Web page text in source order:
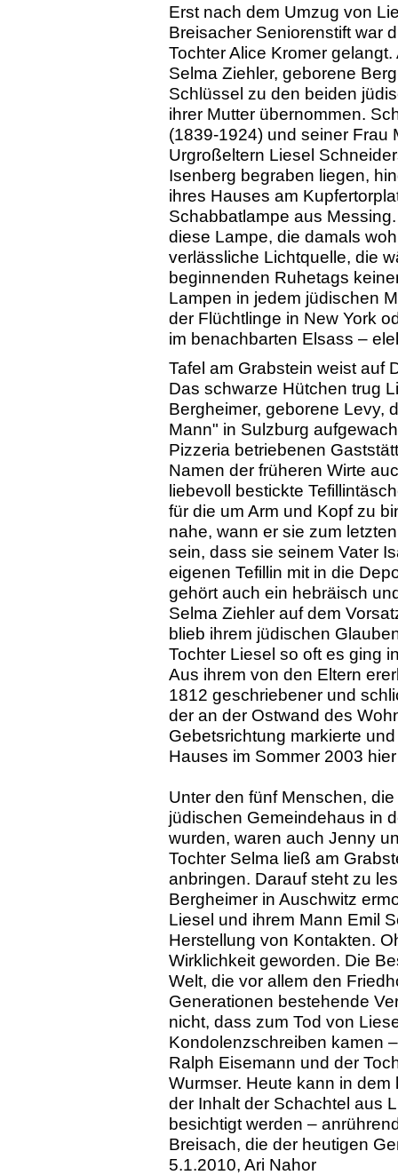
Erst nach dem Umzug von
Breisacher Seniorenstift war
Tochter Alice Kromer
Selma Ziehler, geborene
Schlüssel zu den beiden
ihrer Mutter übernommen.
(1839-1924) und seiner Frau
Urgroßeltern Liesel
Isenberg begraben liegen,
ihres Hauses am
Schabbatlampe aus
diese Lampe, die damals
verlässliche Lichtquelle, die
beginnenden Ruhetags
Lampen in jedem jüdischen
der Flüchtlinge in New York
im benachbarten Elsass –
Tafel am Grabstein weist auf
Das schwarze Hütchen trug
Bergheimer, geborene Levy,
Mann" in Sulzburg
Pizzeria betriebenen
Namen der früheren Wirte
liebevoll bestickte
für die um Arm und Kopf zu
nahe, wann er sie zum
sein, dass sie seinem Vater
eigenen Tefillin mit in die
gehört auch ein hebräisch
Selma Ziehler auf dem
blieb ihrem jüdischen
Tochter Liesel so oft es ging
Aus ihrem von den Eltern
1812 geschriebener und
der an der Ostwand des
Gebetsrichtung markierte
Hauses im Sommer 2003
Unter den fünf Menschen,
jüdischen Gemeindehaus in
wurden, waren auch Jenny
Tochter Selma ließ am
anbringen. Darauf steht zu
Bergheimer in Auschwitz
Liesel und ihrem Mann Emil
Herstellung von Kontakten.
Wirklichkeit geworden. Die
Welt, die vor allem den
Generationen bestehende
nicht, dass zum Tod von
Kondolenzschreiben kamen
Ralph Eisemann und der
Wurmser. Heute kann in
der Inhalt der Schachtel aus
besichtigt werden –
Breisach, die der heutigen
5.1.2010, Ari Nahor